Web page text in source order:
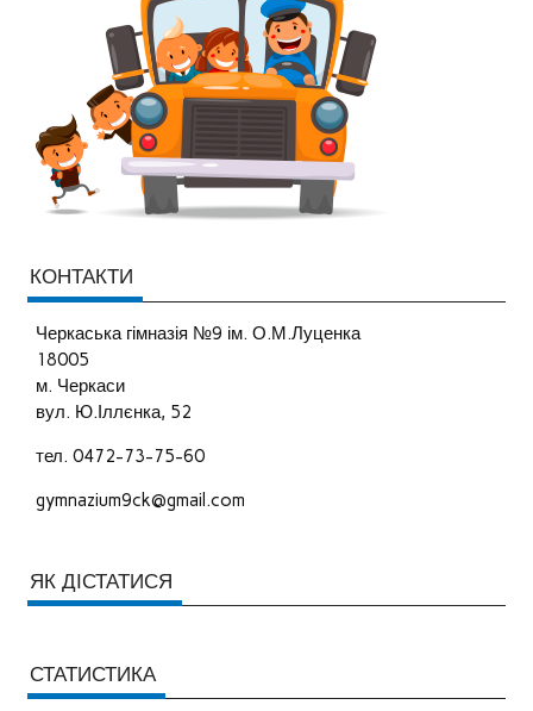
КОНТАКТИ
Черкаська гімназія №9 ім. О.М.Луценка
18005
м. Черкаси
вул. Ю.Іллєнка, 52
тел. 0472-73-75-60
gymnazium9ck@gmail.com
ЯК ДІСТАТИСЯ
СТАТИСТИКА